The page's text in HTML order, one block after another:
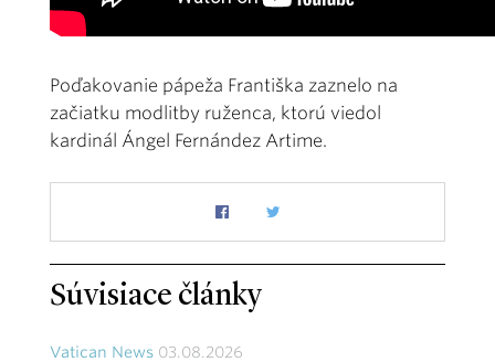
Poďakovanie pápeža Františka zaznelo na
začiatku modlitby ruženca, ktorú viedol
kardinál Ángel Fernández Artime.
Súvisiace články
Vatican News 03.08.2026